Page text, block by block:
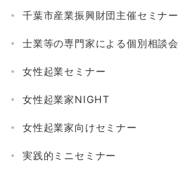
千葉市産業振興財団主催セミナー
士業等の専門家による個別相談会
女性起業セミナー
女性起業家NIGHT
女性起業家向けセミナー
実践的ミニセミナー